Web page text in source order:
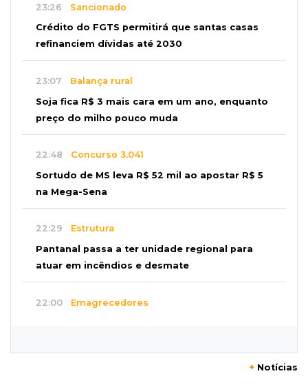
23:26 Sancionado
Crédito do FGTS permitirá que santas casas
refinanciem dívidas até 2030
23:07 Balança rural
Soja fica R$ 3 mais cara em um ano, enquanto
preço do milho pouco muda
22:48 Concurso 3.041
Sortudo de MS leva R$ 52 mil ao apostar R$ 5
na Mega-Sena
22:29 Estrutura
Pantanal passa a ter unidade regional para
atuar em incêndios e desmate
22:00 Emagrecedores
+ Notícias